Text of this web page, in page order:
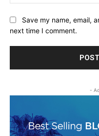
Save my name, email,
next time I comment.
-